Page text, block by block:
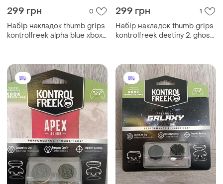
299 грн 0
Набір накладок thumb grips
kontrolfreek alpha blue xbox
299 грн 1
Набір накладок thumb grips
kontrolfreek destiny 2: ghost